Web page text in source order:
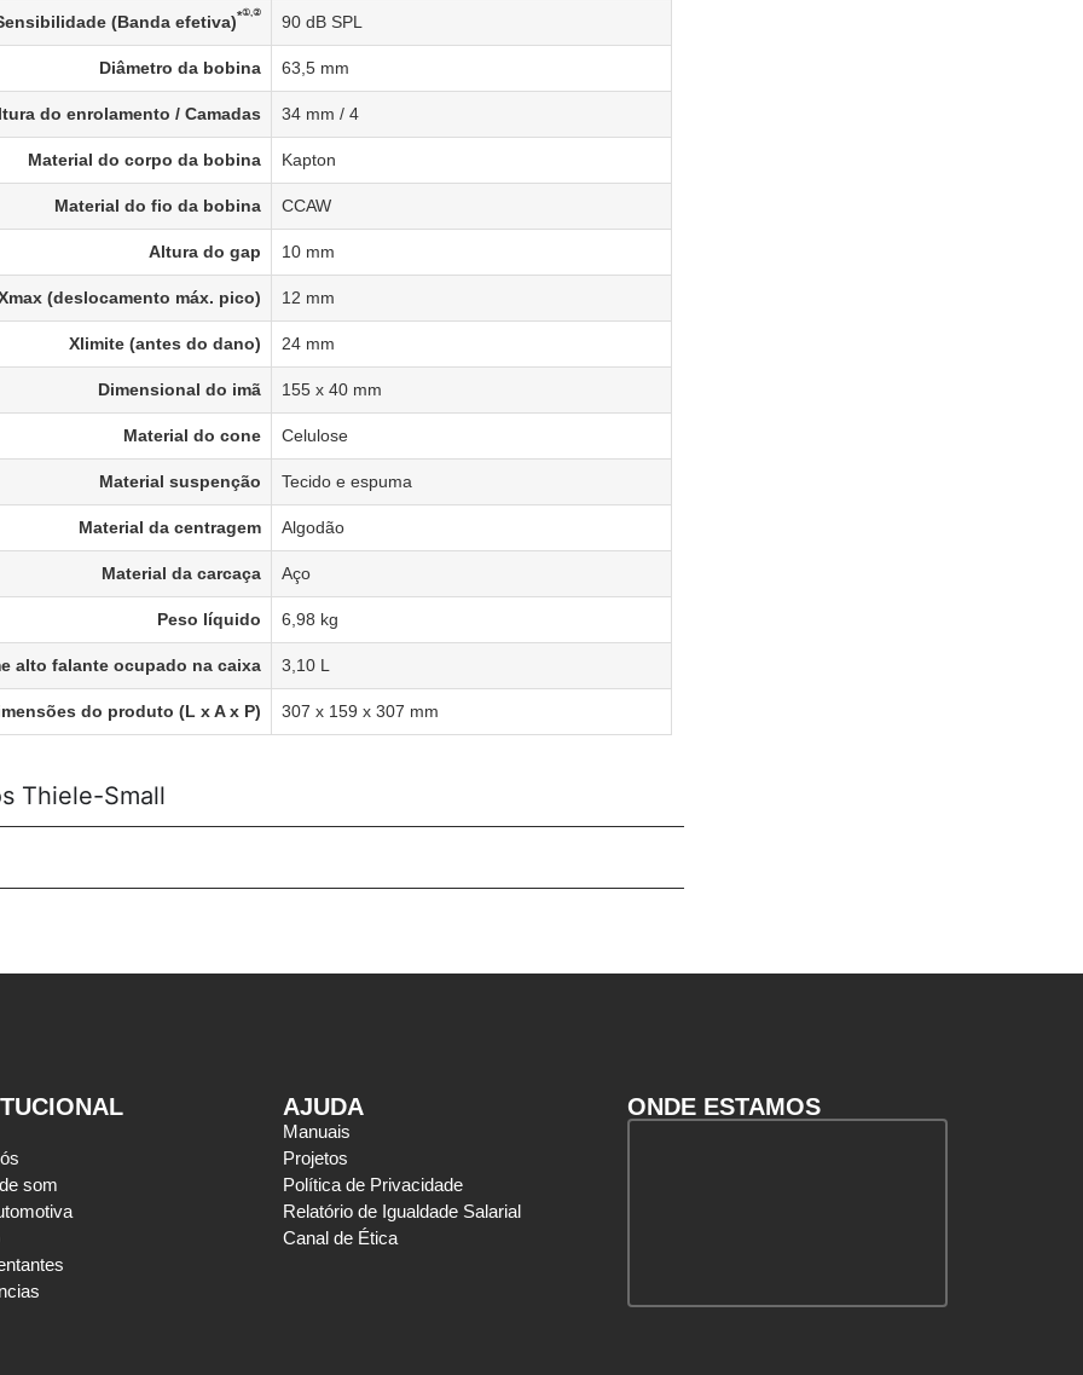
(Banda efetiva)*①,② 90 dB SPL
Diâmetro da bobina 63,5 mm
do enrolamento / Camadas 34 mm / 4
Material do corpo da bobina Kapton
Material do fio da bobina CCAW
Altura do gap 10 mm
(deslocamento máx. pico) 12 mm
Xlimite (antes do dano) 24 mm
Dimensional do imã 155 x 40 mm
Material do cone Celulose
Material suspenção Tecido e espuma
Material da centragem Algodão
Material da carcaça Aço
Peso líquido 6,98 kg
alto falante ocupado na caixa 3,10 L
do produto (L x A x P) 307 x 159 x 307 mm
Thiele-Small
som
AJUDA
Manuais
Projetos
Política de Privacidade
Relatório de Igualdade Salarial
Canal de Ética
ONDE ESTAMOS